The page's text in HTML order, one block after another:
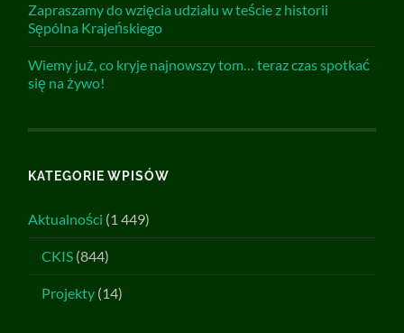
Zapraszamy do wzięcia udziału w teście z historii
Sępólna Krajeńskiego
Wiemy już, co kryje najnowszy tom… teraz czas spotkać
się na żywo!
KATEGORIE WPISÓW
Aktualności (1 449)
CKIS (844)
Projekty (14)